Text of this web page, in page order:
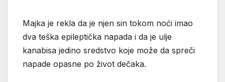
Majka je rekla da je njen sin tokom noći imao
dva teška epileptička napada i da je ulje
kanabisa jedino sredstvo koje može da spreči
napade opasne po život dečaka.